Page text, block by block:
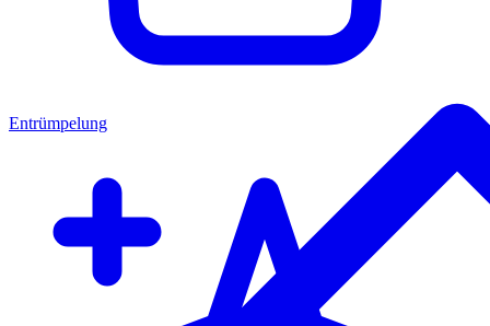
Entrümpelung